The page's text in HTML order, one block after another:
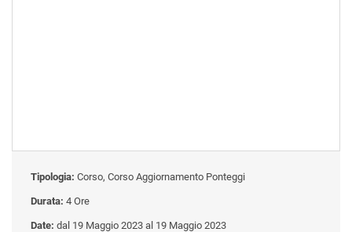
Tipologia: Corso, Corso Aggiornamento Ponteggi
Durata: 4 Ore
Date: dal 19 Maggio 2023 al 19 Maggio 2023